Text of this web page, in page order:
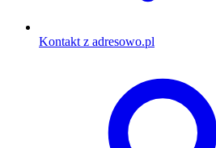
Kontakt z adresowo.pl